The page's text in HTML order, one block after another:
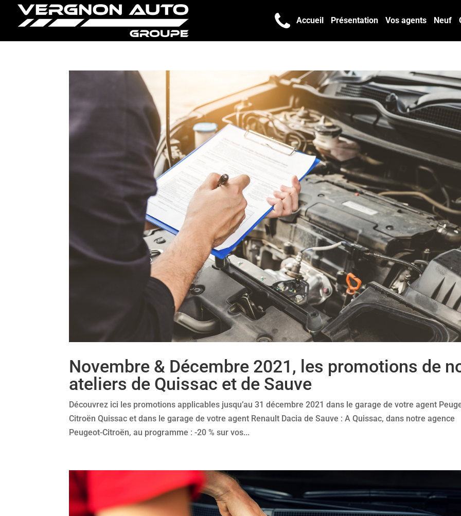
Accueil Présentation Vos agents Neuf
Novembre & Décembre 2021, les promotions de
ateliers de Quissac et de Sauve
Découvrez ici les promotions applicables jusqu’au 31 décembre 2021 dans le garage de votre agent
Citroën Quissac et dans le garage de votre agent Renault Dacia de Sauve : A Quissac, dans notre agence
Peugeot-Citroën, au programme : -20 % sur vos...